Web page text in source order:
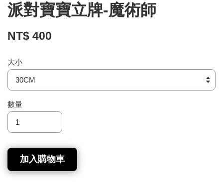
派對寶寶立牌-魔術師
NT$ 400
大小
數量
加入購物車